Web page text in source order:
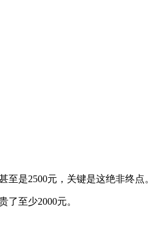
是2500元，关键是这绝非终点。
至少2000元。